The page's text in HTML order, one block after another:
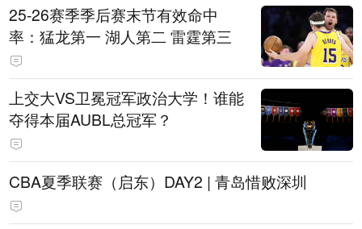
25-26赛季季后赛末节有效命中
率：猛龙第一 湖人第二 雷霆第三
上交大VS卫冕冠军政治大学！谁能
夺得本届AUBL总冠军？
CBA夏季联赛（启东）DAY2 | 青岛惜败深圳